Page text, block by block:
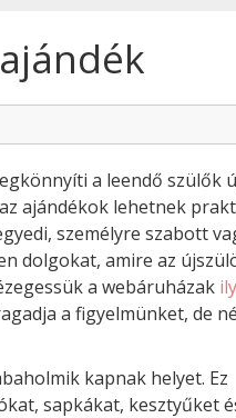
a leendő szülők
ajándékok lehetnek
személyre szabott
dolgokat, amire az
a webáruházak
a figyelmünket, de
kapnak helyet. Ez
sapkákat, kesztyűket